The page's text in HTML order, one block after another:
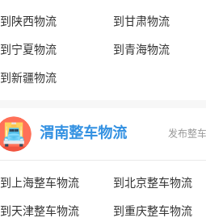
到陕西物流 到甘肃物流
到宁夏物流 到青海物流
到新疆物流
渭南整车物流 发布整
到上海整车物流 到北京整车物流
到天津整车物流 到重庆整车物流